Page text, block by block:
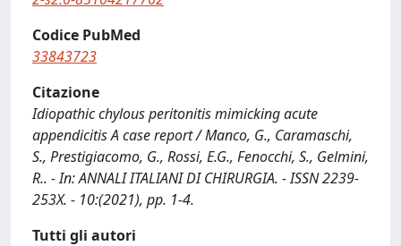
Codice PubMed
33843723
Citazione
Idiopathic chylous peritonitis mimicking acute
appendicitis A case report / Manco, G., Caramaschi,
S., Prestigiacomo, G., Rossi, E.G., Fenocchi, S., Gelmini,
R.. - In: ANNALI ITALIANI DI CHIRURGIA. - ISSN 2239-
253X. - 10:(2021), pp. 1-4.
Tutti gli autori